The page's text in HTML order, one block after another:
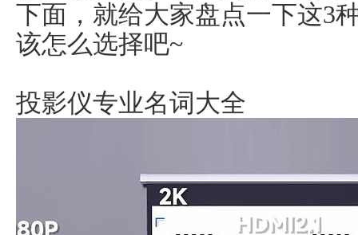
下面，就给大家盘点一下这3
该怎么选择吧~
投影仪专业名词大全